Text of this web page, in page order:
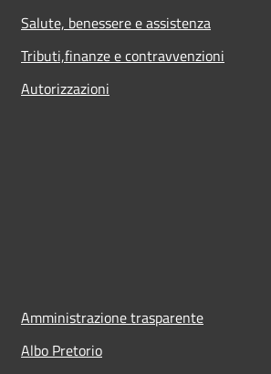
Salute, benessere e assistenza
Tributi,finanze e contravvenzioni
Autorizzazioni
Amministrazione trasparente
Albo Pretorio